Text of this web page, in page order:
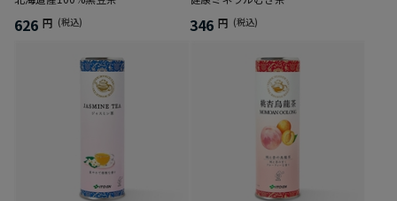
626 円 (税込) 346 円 (税込)